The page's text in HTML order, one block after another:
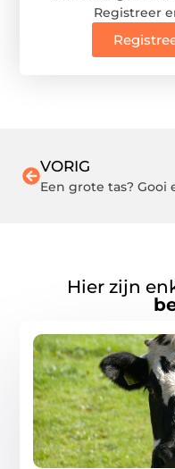
Registreer
VORIG
Hier zijn